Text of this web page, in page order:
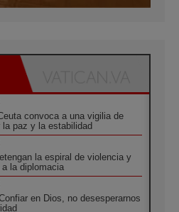
convoca a una vigilia de
la paz y la estabilidad
la espiral de violencia y
la diplomacia
en Dios, no desesperarnos